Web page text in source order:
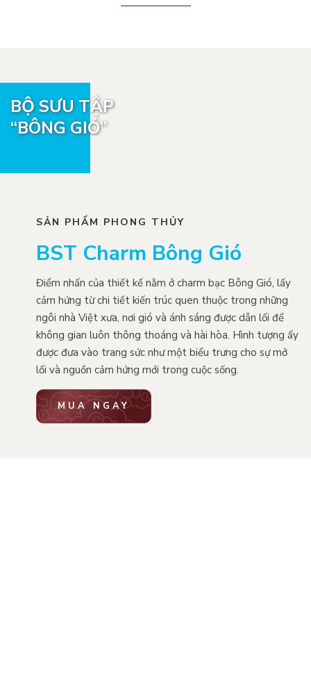
BỘ SƯU TẬP
“BÔNG GIÓ”
SẢN PHẨM PHONG THỦY
BST Charm Bông Gió
Điểm nhấn của thiết kế nằm ở charm bạc Bông Gió, lấy
cảm hứng từ chi tiết kiến trúc quen thuộc trong những
ngôi nhà Việt xưa, nơi gió và ánh sáng được dẫn lối để
không gian luôn thông thoáng và hài hòa. Hình tượng ấy
được đưa vào trang sức như một biểu trưng cho sự mở
lối và nguồn cảm hứng mới trong cuộc sống.
MUA NGAY